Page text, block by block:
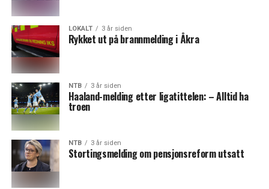
LOKALT 3 år siden
Rykket ut på brannmelding i Åkra
NTB 3 år siden
Haaland-melding etter ligatittelen: – Alltid ha
troen
NTB 3 år siden
Stortingsmelding om pensjonsreform utsatt